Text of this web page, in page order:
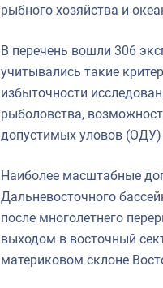
рыбного хозяйства и
В перечень вошли 306
учитывались такие
избыточности
рыболовства,
допустимых уловов (ОДУ)
Наиболее масштабные
Дальневосточного
после многолетнего
выходом в восточный
материковом склоне